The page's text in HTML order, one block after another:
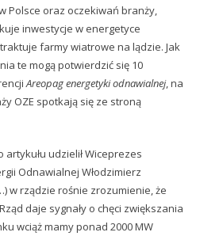
Polsce oraz oczekiwań branży,
inwestycje w energetyce
farmy wiatrowe na lądzie. Jak
te mogą potwierdzić się 10
Areopag energetyki odnawialnej, na
OZE spotkają się ze stroną
udzielił Wiceprezes
Odnawialnej Włodzimierz
w rządzie rośnie zrozumienie, że
daje sygnały o chęci zwiększania
wciąż mamy ponad 2000 MW